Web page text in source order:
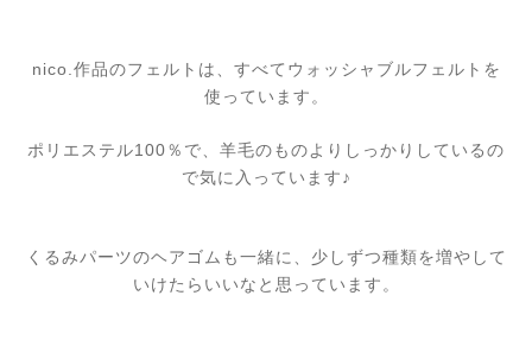
nico.作品のフェルトは、すべてウォッシャブルフェルトを
使っています。
ポリエステル100％で、羊毛のものよりしっかりしているの
で気に入っています♪
くるみパーツのヘアゴムも一緒に、少しずつ種類を増やして
いけたらいいなと思っています。